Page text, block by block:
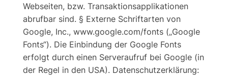
Webseiten, bzw. Transaktionsapplikationen
abrufbar sind. § Externe Schriftarten von
Google, Inc., www.google.com/fonts („Google
Fonts“). Die Einbindung der Google Fonts
erfolgt durch einen Serveraufruf bei Google (in
der Regel in den USA). Datenschutzerklärung: